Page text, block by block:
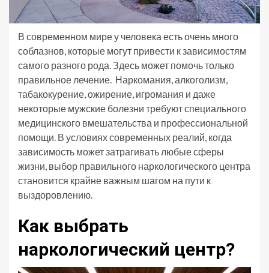
В современном мире у человека есть очень много
соблазнов, которые могут привести к зависимостям
самого разного рода. Здесь может помочь только
правильное лечение. Наркомания, алкоголизм,
табакокурение, ожирение, игромания и даже
некоторые мужские болезни требуют специального
медицинского вмешательства и профессиональной
помощи. В условиях современных реалий, когда
зависимость может затрагивать любые сферы
жизни, выбор правильного наркологического центра
становится крайне важным шагом на пути к
выздоровлению.
Как выбрать
наркологический центр?